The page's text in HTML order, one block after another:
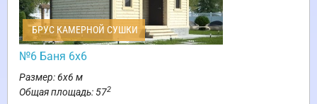
БРУС КАМЕРНОЙ СУШКИ
№6 Баня 6х6
Размер: 6х6 м
Общая площадь: 572